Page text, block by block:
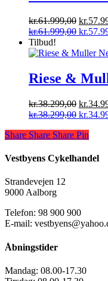
kr.61.999,00 Den
var:
kr.
kr.61.999,00 Den
pris
kr.
Tilbud!
Riese &
kr.38.299,00 Den
var:
kr.
kr.38.299,00 Den
pris
kr.
Share
Share Share Share Pin
Vestbyens Cykelhandel
Strandevejen 12
9000 Aalborg
Telefon: 98 900 900
E-mail:
Åbningstider
Mandag: 08.00-17.30